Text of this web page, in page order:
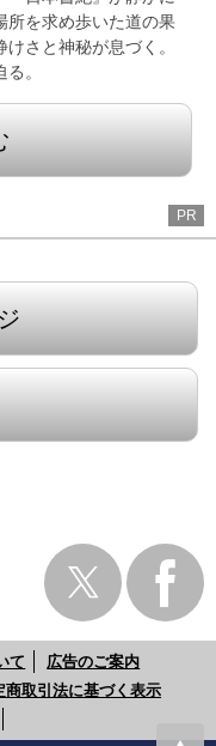
所を求め歩いた道の果
さと神秘が息づく。
。
PR
て
広告のご案内
商取引法に基づく表示